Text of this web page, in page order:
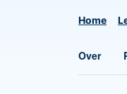
Home
Over